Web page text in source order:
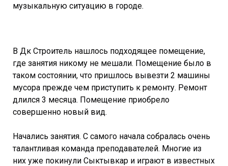
музыкальную ситуацию в городе.
В Дк Строитель нашлось подходящее помещение,
где занятия никому не мешали. Помещение было в
таком состоянии, что пришлось вывезти 2 машины
мусора прежде чем приступить к ремонту. Ремонт
длился 3 месяца. Помещение приобрело
совершенно новый вид.
Начались занятия. С самого начала собралась очень
талантливая команда преподавателей. Многие из
них уже покинули Сыктывкар и играют в известных